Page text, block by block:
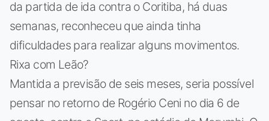
da partida de ida contra o Coritiba, há duas
semanas, reconheceu que ainda tinha
dificuldades para realizar alguns movimentos.
Rixa com Leão?
Mantida a previsão de seis meses, seria possível
pensar no retorno de Rogério Ceni no dia 6 de